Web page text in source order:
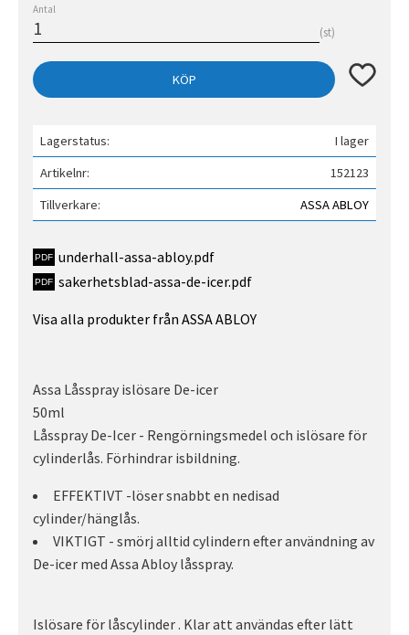
Antal
st
KÖP Lägg till
Lagerstatus
I lager
Artikelnr
152123
Tillverkare
ASSA ABLOY
underhall-assa-abloy.pdf
sakerhetsblad-assa-de-icer.pdf
Visa alla produkter från ASSA ABLOY
Assa Låsspray islösare De-icer
50ml
Låsspray De-Icer - Rengörningsmedel och islösare för
cylinderlås. Förhindrar isbildning.
EFFEKTIVT -löser snabbt en nedisad
cylinder/hänglås.
VIKTIGT - smörj alltid cylindern efter användning av
De-icer med Assa Abloy låsspray.
Islösare för låscylinder . Klar att användas efter lätt